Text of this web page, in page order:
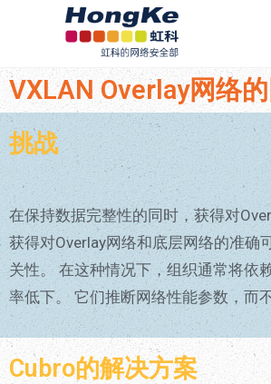
VXLAN Overlay网络
挑战
在保持数据完整性的同时，获得对
获得对Overlay网络和底层网络的准确
关性。 在这种情况下，组织通常将依
率低下。 它们推断网络性能参数，而
Cubro的解决方案